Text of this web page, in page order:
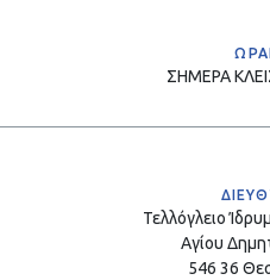
ΣΗΜΕΡΑ
Τελλόγλειο
Αγίου
546 36